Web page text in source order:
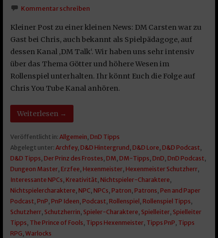
Kommentar schreiben
Kleiner Post zu einer kleinen News: DM Carsten war zu
Gast bei Chris, auch bekannt als Spielpädagoge, auf
dessen Kanal ‚DM Talk‘. Wir haben uns sehr intensiv
über das Thema Götter und höhere Wesen im
Rollenspiel unterhalten. Ihr könnt Euch die Folge auf
Chris You Tube Kanal anhören.
Weiterlesen →
Veröffentlicht in: Allgemein, DnD Tipps
Abgelegt unter: Archfey, D&D Hintergrund , D&D Lore, D&D Podcast,
D&D Tipps, Der Prinz des Frostes, DM, DM-Tipps, DnD, DnD Podcast,
Dungeon Master, Erzfee, Hexenmeister, Hexenmeister Schutzherr,
Interessante NPCs, Kreativität, Nichtspieler-Charaktere,
Nichtspielercharaktere, NPC, NPCs, Patron, Patrons, Pen and Paper
Podcast, PnP, PnP Ideen, Podcast, Rollenspiel , Rollenspiel Tipps,
Schutzherr, Schutzherrin, Spieler-Charaktere, Spielleiter, Spielleiter
Tipps, The Prince of Fools, Tipps Hexenmeister, Tipps PnP, Tipps
RPG, Warlocks